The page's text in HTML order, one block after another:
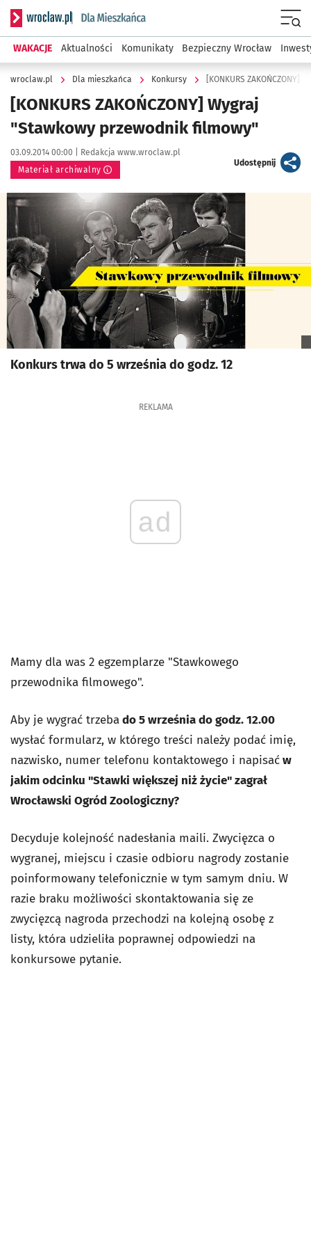
Serwis informacyjny wroclaw.pl podserwis: Dla mieszkańca
WAKACJE Aktualności Komunikaty Bezpieczny Wrocław
wroclaw.pl Dla mieszkańca Konkursy [KONKURS
[KONKURS ZAKOŃCZONY] Wygraj
"Stawkowy przewodnik filmowy"
Data publikacji:
03.09.2014 00:00 | Autor:
Redakcja www.wroclaw.pl
Materiał archiwalny
Udostępnijartykuł
Kliknij, aby powiększyć
Konkurs trwa do 5 września do godz. 12
REKLAMA
ad
Mamy dla was 2 egzemplarze "Stawkowego
przewodnika filmowego".
Aby je wygrać trzebado 5 września do godz. 12.00
wysłać formularz, w którego treści należy podać imię,
nazwisko, numer telefonu kontaktowego i napisaćw
jakim odcinku "Stawki większej niż życie" zagrał
Wrocławski Ogród Zoologiczny?
Decyduje kolejność nadesłania maili. Zwycięzca o
wygranej, miejscu i czasie odbioru nagrody zostanie
poinformowany telefonicznie w tym samym dniu. W
razie braku możliwości skontaktowania się ze
zwycięzcą nagroda przechodzi na kolejną osobę z
listy, która udzieliła poprawnej odpowiedzi na
konkursowe pytanie.